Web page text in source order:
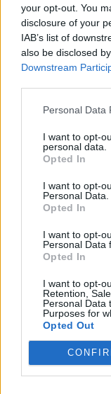
your opt-out. You
disclosure of your
IAB’s list of
also be disclosed
Downstream
Personal Data
I want to opt-
personal data.
Opted In
I want to opt-
Personal Data.
Opted In
I want to opt-
Personal Data
Opted In
I want to opt-
Retention,
Personal Data
Purposes for
Opted Out
äldsta
Nathalie
Hur länge ska de
Sandra
Reply to
Jag menade
minuter + –